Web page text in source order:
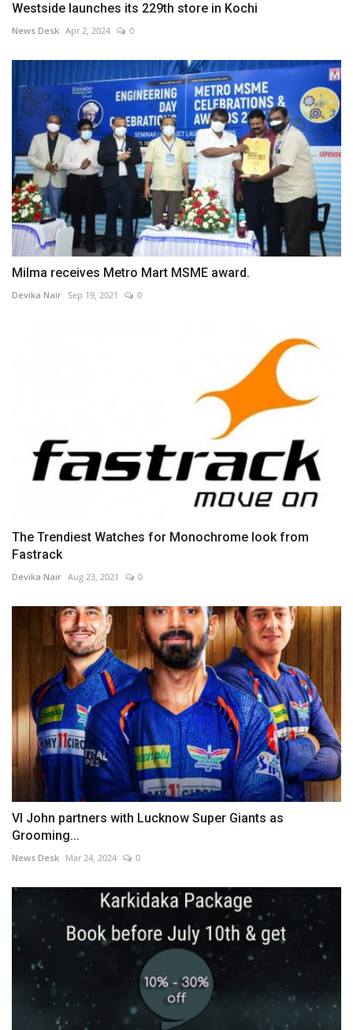
Westside launches its 229th store in Kochi
News Desk Apr 2, 2024 0
Milma receives Metro Mart MSME award.
Devika Nair Sep 19, 2021 0
The Trendiest Watches for Monochrome look from
Fastrack
Devika Nair Aug 23, 2021 0
VI John partners with Lucknow Super Giants as
Grooming...
News Desk Mar 24, 2024 0